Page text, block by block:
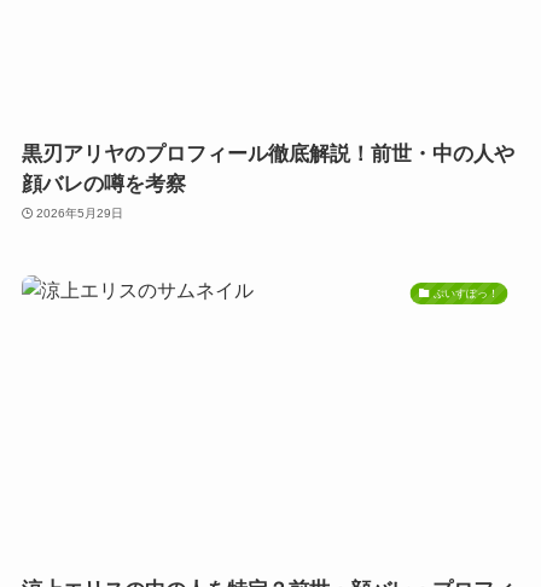
黒刃アリヤのプロフィール徹底解説！前世・中の人や
顔バレの噂を考察
2026年5月29日
ぶいすぽっ！